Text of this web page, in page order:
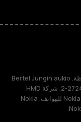
TM و © 2026 HMD Global. جميع الحقوق محفوظة. Bertel Jungin aukio
9, 02600 Espoo, Finland. مُعرِّف الشركة: 2724044-2. شركة HMD
Global Oy حاصلة على ترخيص من الاسم التجاري Nokia للهواتف. Nokia